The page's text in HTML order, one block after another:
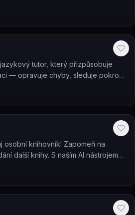
tutor, který přizpůsobuje
— opravuje chyby, sleduje pokrok
míru.
osobní knihovník! Zapomeň na
další knihy. S naším AI nástrojem
doporučení knih na základě
čtení.